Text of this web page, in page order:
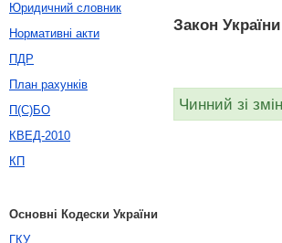
Закон
Чинний зі
Юридичний словник
Нормативні акти
ПДР
План рахунків
П(С)БО
КВЕД-2010
КП
Основні Кодески України
ГКУ